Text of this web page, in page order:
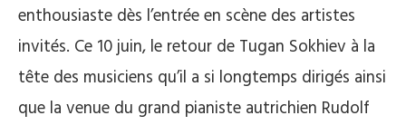
enthousiaste dès l’entrée en scène des artistes
invités. Ce 10 juin, le retour de Tugan Sokhiev à la
tête des musiciens qu’il a si longtemps dirigés ainsi
que la venue du grand pianiste autrichien Rudolf